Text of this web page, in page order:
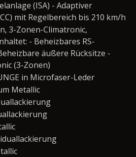
(ISA) - Adaptiver
mit Regelbereich bis 210 km/h
3-Zonen-Climatronic,
- Beheizbares RS-
äußere Rücksitze -
(3-Zonen)
in Microfaser-Leder
Metallic